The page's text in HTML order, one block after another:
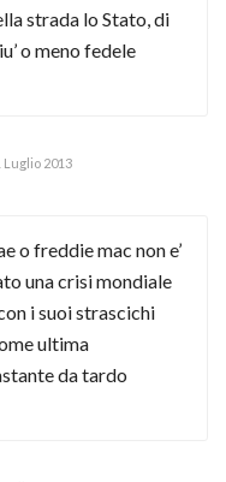
strada lo Stato, di
o meno fedele
Luglio 2013
o freddie mac non e’
una crisi mondiale
i suoi strascichi
ultima
da tardo